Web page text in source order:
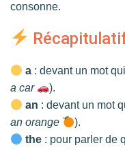
consonne.
a : devant un mot
a car
).
an : devant un mot
an orange
).
the : pour parler de